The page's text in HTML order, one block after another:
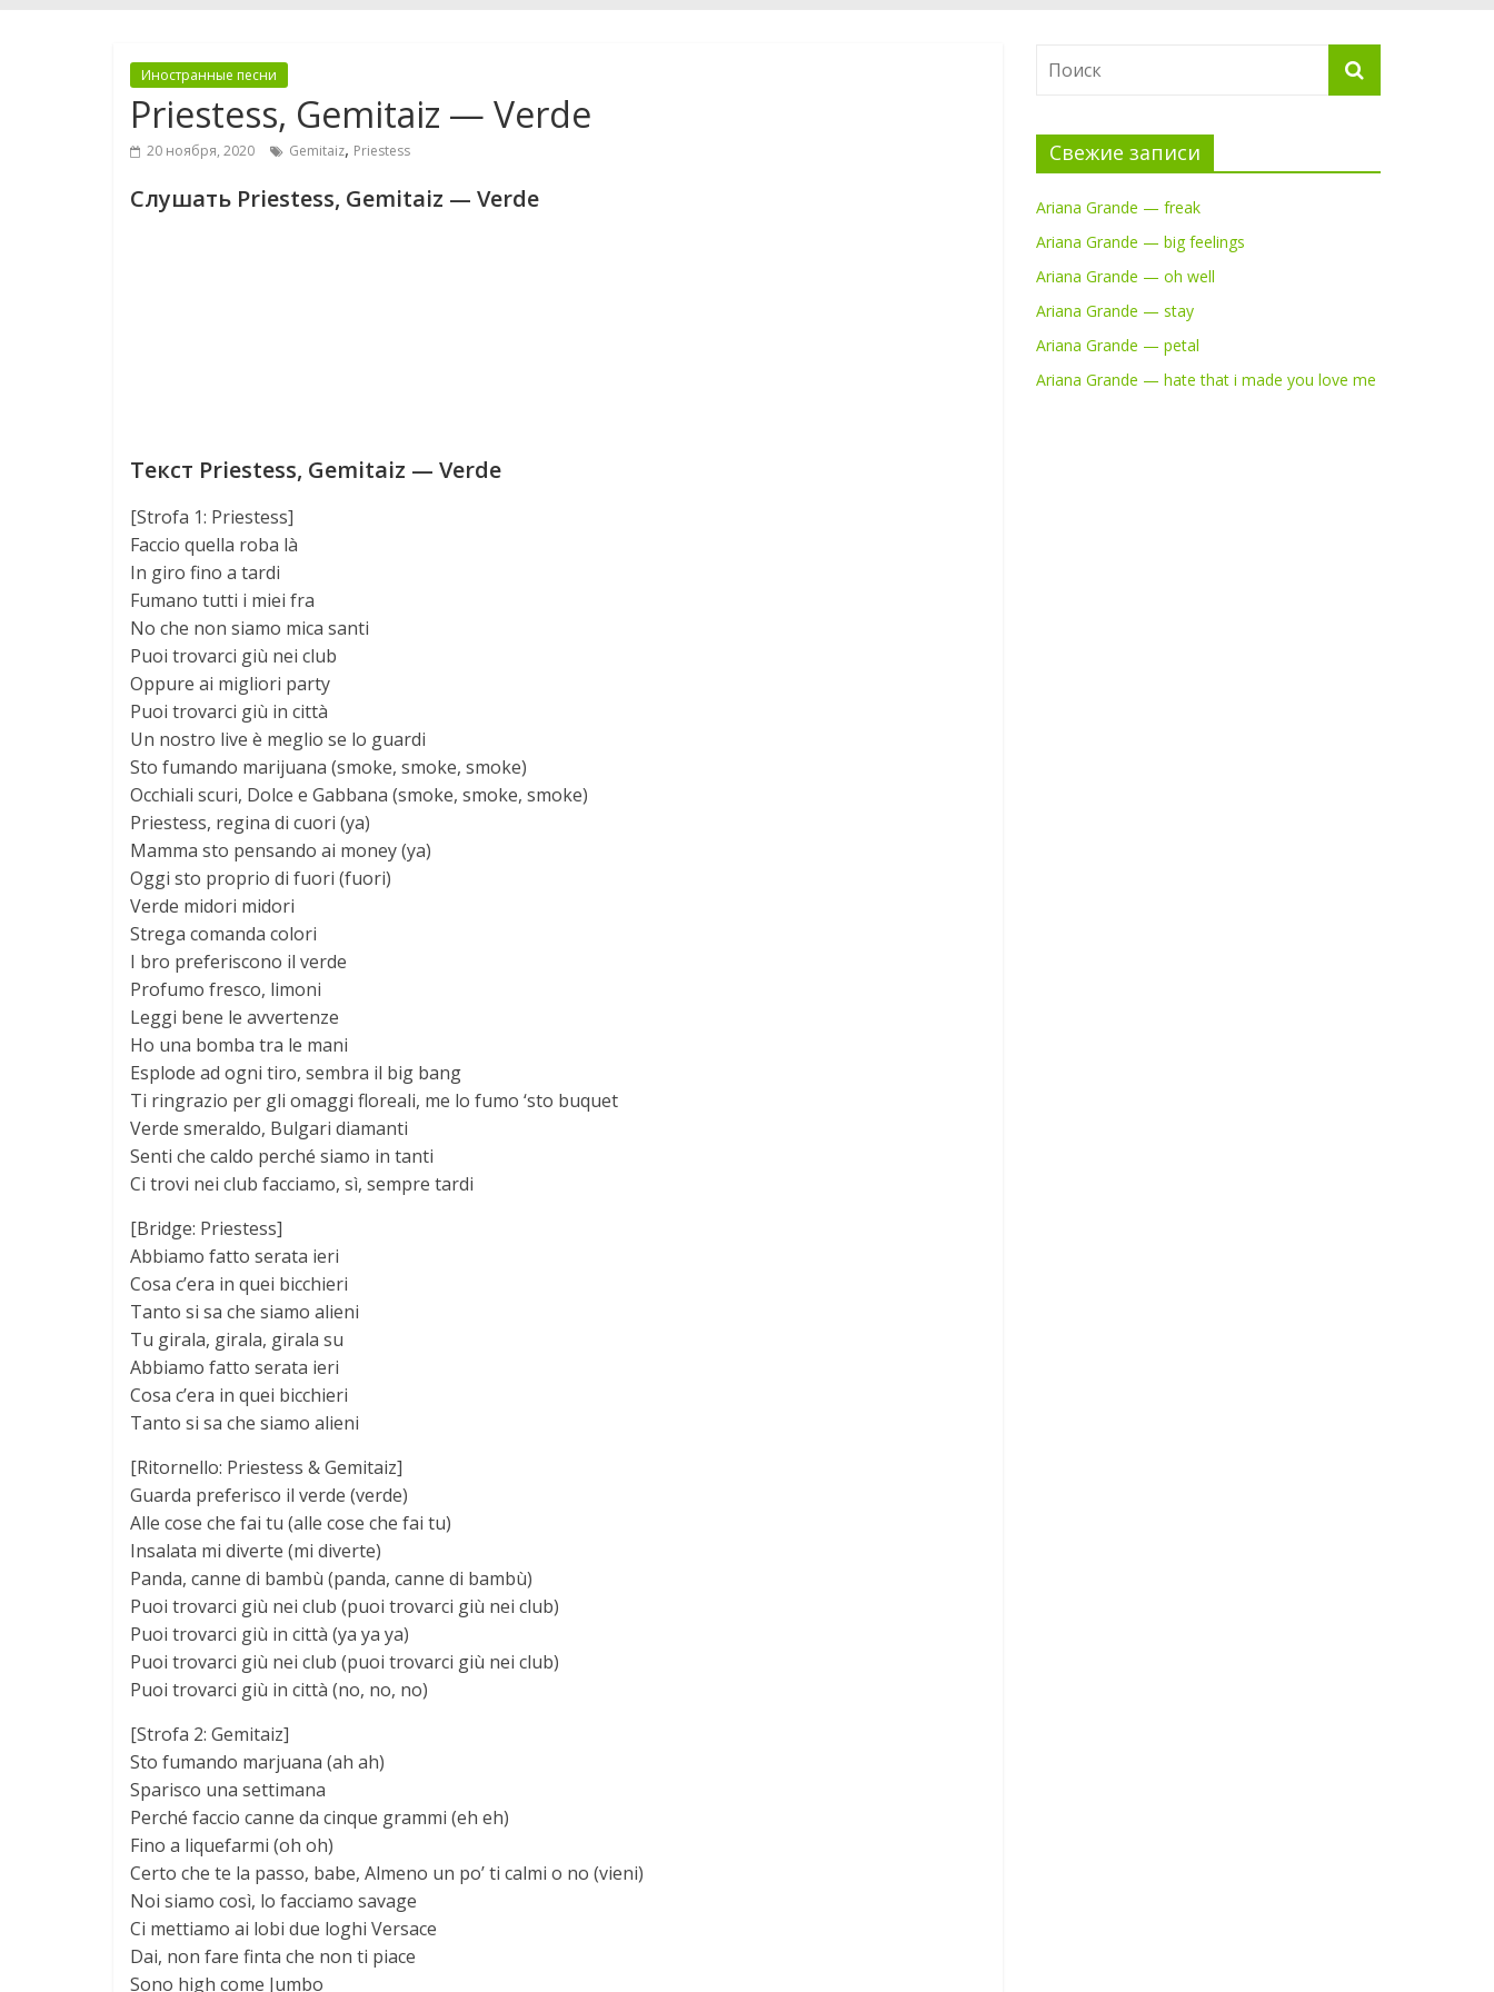
Иностранные песни
Priestess, Gemitaiz — Verde
20 ноября, 2020 Gemitaiz, Priestess
Слушать Priestess, Gemitaiz — Verde
Текст Priestess, Gemitaiz — Verde
[Strofa 1: Priestess]
Faccio quella roba là
In giro fino a tardi
Fumano tutti i miei fra
No che non siamo mica santi
Puoi trovarci giù nei club
Oppure ai migliori party
Puoi trovarci giù in città
Un nostro live è meglio se lo guardi
Sto fumando marijuana (smoke, smoke, smoke)
Occhiali scuri, Dolce e Gabbana (smoke, smoke, smoke)
Priestess, regina di cuori (ya)
Mamma sto pensando ai money (ya)
Oggi sto proprio di fuori (fuori)
Verde midori midori
Strega comanda colori
I bro preferiscono il verde
Profumo fresco, limoni
Leggi bene le avvertenze
Ho una bomba tra le mani
Esplode ad ogni tiro, sembra il big bang
Ti ringrazio per gli omaggi floreali, me lo fumo ‘sto buquet
Verde smeraldo, Bulgari diamanti
Senti che caldo perché siamo in tanti
Ci trovi nei club facciamo, sì, sempre tardi
[Bridge: Priestess]
Abbiamo fatto serata ieri
Cosa c’era in quei bicchieri
Tanto si sa che siamo alieni
Tu girala, girala, girala su
Abbiamo fatto serata ieri
Cosa c’era in quei bicchieri
Tanto si sa che siamo alieni
[Ritornello: Priestess & Gemitaiz]
Guarda preferisco il verde (verde)
Alle cose che fai tu (alle cose che fai tu)
Insalata mi diverte (mi diverte)
Panda, canne di bambù (panda, canne di bambù)
Puoi trovarci giù nei club (puoi trovarci giù nei club)
Puoi trovarci giù in città (ya ya ya)
Puoi trovarci giù nei club (puoi trovarci giù nei club)
Puoi trovarci giù in città (no, no, no)
[Strofa 2: Gemitaiz]
Sto fumando marjuana (ah ah)
Sparisco una settimana
Perché faccio canne da cinque grammi (eh eh)
Fino a liquefarmi (oh oh)
Certo che te la passo, babe, Almeno un po’ ti calmi o no (vieni)
Noi siamo così, lo facciamo savage
Ci mettiamo ai lobi due loghi Versace
Dai, non fare finta che non ti piace
Sono high come Jumbo
Свежие записи
Ariana Grande — freak
Ariana Grande — big feelings
Ariana Grande — oh well
Ariana Grande — stay
Ariana Grande — petal
Ariana Grande — hate that i made you love me